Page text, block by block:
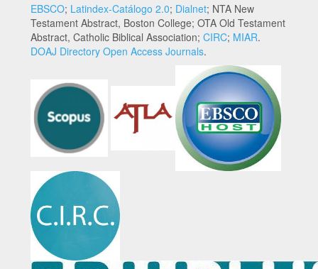
EBSCO; Latindex-Catálogo 2.0; Dialnet; NTA New
Testament Abstract, Boston College; OTA Old Testament
Abstract, Catholic Biblical Association; CIRC; MIAR.
DOAJ Directory Open Access Journals.